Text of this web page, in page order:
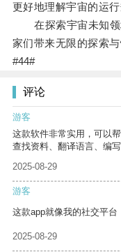
更好地理解宇宙的运行
在探索宇宙未知领
家们带来无限的探索与
#44#
评论
游客
这款软件非常实用，可以
查找资料、翻译语言、编写
2025-08-29
游客
这款app就像我的社交平台
2025-08-29